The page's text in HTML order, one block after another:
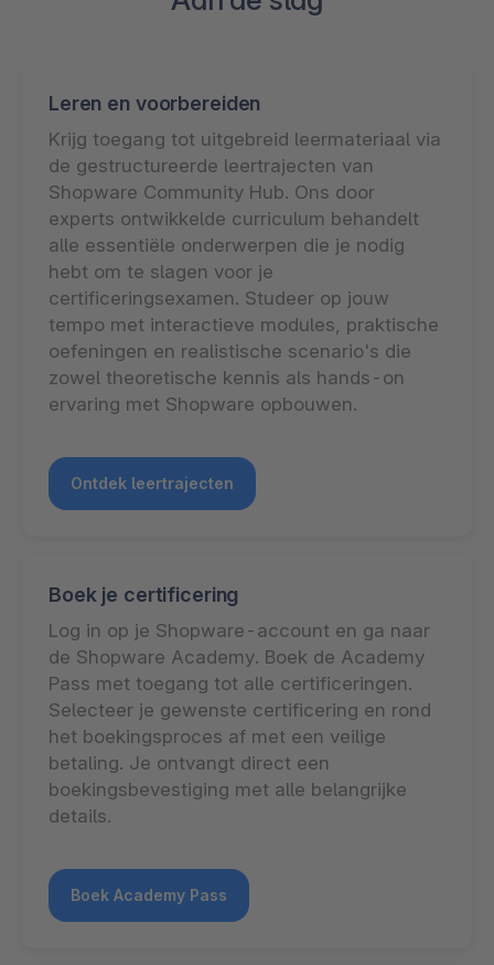
Leren en voorbereiden
Krijg toegang tot uitgebreid leermateriaal via
de gestructureerde leertrajecten van
Shopware Community Hub. Ons door
experts ontwikkelde curriculum behandelt
alle essentiële onderwerpen die je nodig
hebt om te slagen voor je
certificeringsexamen. Studeer op jouw
tempo met interactieve modules, praktische
oefeningen en realistische scenario's die
zowel theoretische kennis als hands-on
ervaring met Shopware opbouwen.
Ontdek leertrajecten
Boek je certificering
Log in op je Shopware-account en ga naar
de Shopware Academy. Boek de Academy
Pass met toegang tot alle certificeringen.
Selecteer je gewenste certificering en rond
het boekingsproces af met een veilige
betaling. Je ontvangt direct een
boekingsbevestiging met alle belangrijke
details.
Boek Academy Pass